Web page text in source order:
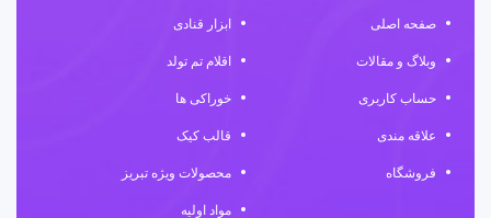
صفحه اصلی
وبلاگ و مقالات
حساب کاربری
علاقه مندی
فروشگاه
ابزار قنادی
اقلام تم تولد
خوراکی ها
قالب کیک
محصولات ویژه تبریز
مواد اولیه